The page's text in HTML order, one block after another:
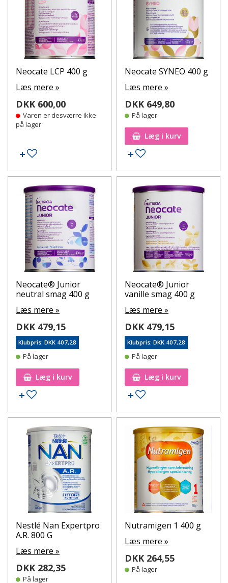
Neocate LCP 400 g
Læs mere »
DKK 600,00
Varen er desværre ikke
på lager
Tilføj til ønskeseddel
Neocate SYNEO 400 g
Læs mere »
DKK 649,80
På lager
Læg i kurv
Tilføj til ønskeseddel
Neocate® Junior
neutral smag 400 g
Læs mere »
DKK 479,15
Klubpris: DKK 407,28
På lager
Læg i kurv
Tilføj til ønskeseddel
Neocate® Junior
vanille smag 400 g
Læs mere »
DKK 479,15
Klubpris: DKK 407,28
På lager
Læg i kurv
Tilføj til ønskeseddel
Nestlé Nan Expertpro
A.R. 800 G
Læs mere »
DKK 282,35
På lager
Nutramigen 1 400 g
Læs mere »
DKK 264,55
På lager